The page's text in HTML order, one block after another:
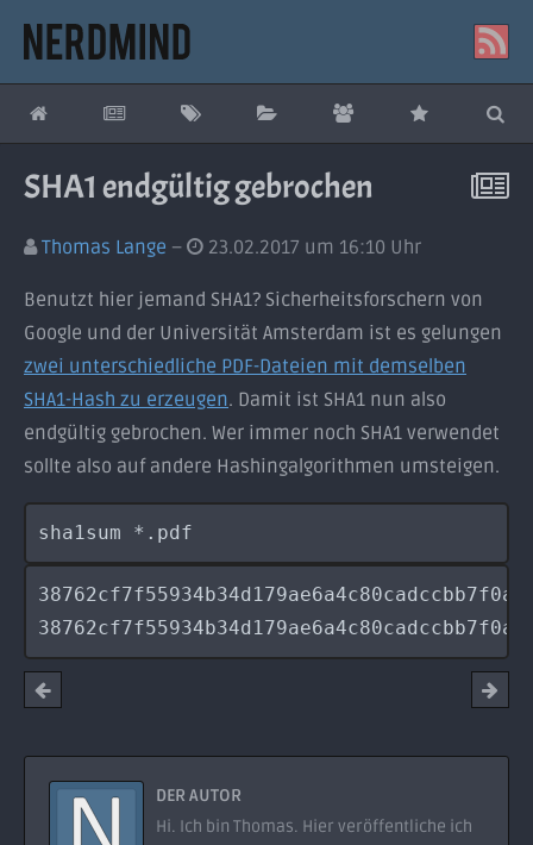
SHA1 endgültig gebrochen
Thomas Lange 23.02.2017 um 16:10 Uhr
Benutzt hier jemand SHA1? Sicherheitsforschern von
Google und der Universität Amsterdam ist es gelungen
zwei unterschiedliche PDF-Dateien mit demselben
SHA1-Hash zu erzeugen. Damit ist SHA1 nun also
endgültig gebrochen. Wer immer noch SHA1 verwendet
sollte also auf andere Hashingalgorithmen umsteigen.
sha1sum *.pdf
DER AUTOR
Hi. Ich bin Thomas. Hier veröffentliche ich